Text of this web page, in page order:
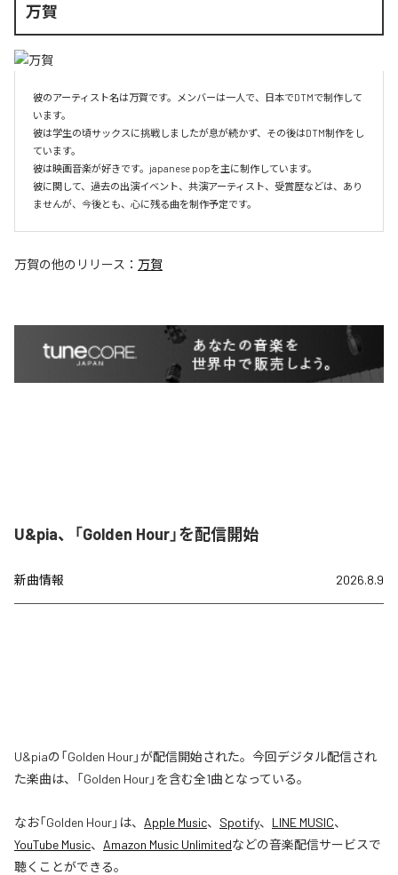
万賀
彼のアーティスト名は万賀です。メンバーは一人で、日本でDTMで制作して
います。
彼は学生の頃サックスに挑戦しましたが息が続かず、その後はDTM制作をし
ています。
彼は映画音楽が好きです。japanese popを主に制作しています。
彼に関して、過去の出演イベント、共演アーティスト、受賞歴などは、あり
ませんが、今後とも、心に残る曲を制作予定です。
万賀の他のリリース： 万賀
U&pia、「Golden Hour」を配信開始
新曲情報 2026.8.9
U&piaの「Golden Hour」が配信開始された。今回デジタル配信され
た楽曲は、「Golden Hour」を含む全1曲となっている。
なお「Golden Hour」は、 Apple Music、 Spotify、 LINE MUSIC、
YouTube Music、 Amazon Music Unlimitedなどの音楽配信サービスで
聴くことができる。